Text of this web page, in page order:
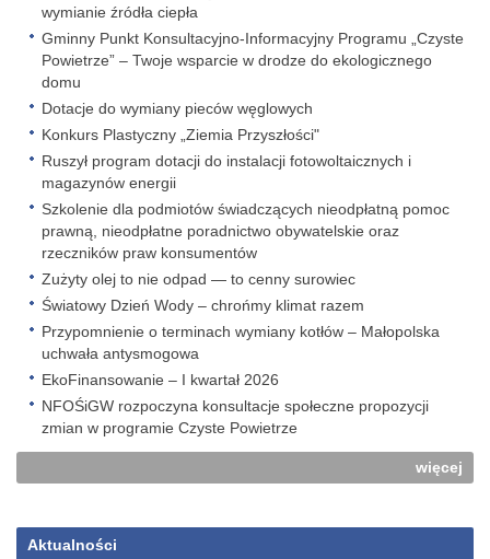
wymianie źródła ciepła
Gminny Punkt Konsultacyjno-Informacyjny Programu „Czyste
Powietrze” – Twoje wsparcie w drodze do ekologicznego
domu
Dotacje do wymiany pieców węglowych
Konkurs Plastyczny „Ziemia Przyszłości"
Ruszył program dotacji do instalacji fotowoltaicznych i
magazynów energii
Szkolenie dla podmiotów świadczących nieodpłatną pomoc
prawną, nieodpłatne poradnictwo obywatelskie oraz
rzeczników praw konsumentów
Zużyty olej to nie odpad — to cenny surowiec
Światowy Dzień Wody – chrońmy klimat razem
Przypomnienie o terminach wymiany kotłów – Małopolska
uchwała antysmogowa
EkoFinansowanie – I kwartał 2026
NFOŚiGW rozpoczyna konsultacje społeczne propozycji
zmian w programie Czyste Powietrze
więcej
Aktualności